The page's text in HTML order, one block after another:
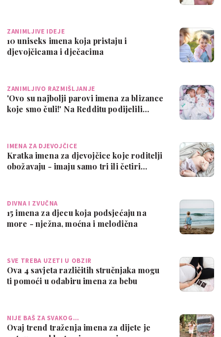
ZANIMLJIVE IDEJE
10 uniseks imena koja pristaju i
djevojčicama i dječacima
ZANIMLJIVO RAZMIŠLJANJE
'Ovo su najbolji parovi imena za blizance
koje smo čuli!' Na Redditu podijelili…
IMENA ZA DJEVOJČICE
Kratka imena za djevojčice koje roditelji
obožavaju - imaju samo tri ili četiri…
DIVNA I ZVUČNA
15 imena za djecu koja podsjećaju na
more - nježna, moćna i melodična
SVE TREBA UZETI U OBZIR
Ova 4 savjeta različitih stručnjaka mogu
ti pomoći u odabiru imena za bebu
NIJE BAŠ ZA SVAKOG…
Ovaj trend traženja imena za dijete je